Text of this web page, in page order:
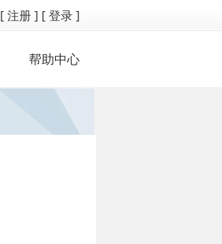
[ 注册 ] [ 登录 ]
帮助中心